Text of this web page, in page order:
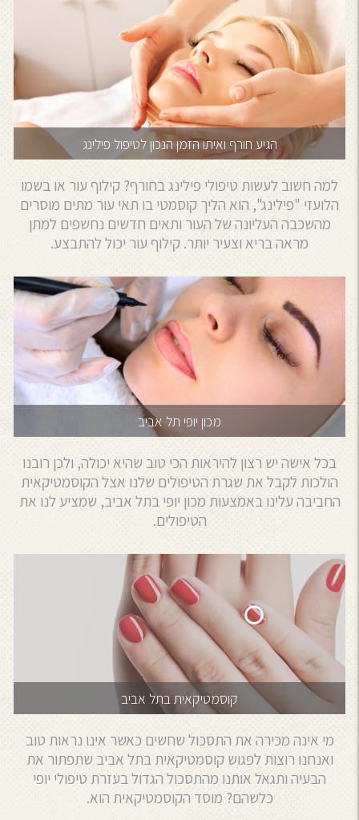
הגיע חורף ואיתו הזמן הנכון לטיפול פילינג
למה חשוב לעשות טיפולי פילינג בחורף? קילוף עור או בשמו
הלועזי "פילינג", הוא הליך קוסמטי בו תאי עור מתים מוסרים
מהשכבה העליונה של העור ותאים חדשים נחשפים למתן
מראה בריא וצעיר יותר. קילוף עור יכול להתבצע.
מכון יופי תל אביב
בכל אישה יש רצון להיראות הכי טוב שהיא יכולה, ולכן רובנו
הולכות לקבל את שגרת הטיפולים שלנו אצל הקוסמטיקאית
החביבה עלינו באמצעות מכון יופי בתל אביב, שמציע לנו את
הטיפולים.
קוסמטיקאית בתל אביב
מי אינה מכירה את התסכול שחשים כאשר אינו נראות טוב
ואנחנו רוצות לפגוש קוסמטיקאית בתל אביב שתפתור את
הבעיה ותגאל אותנו מהתסכול הגדול בעזרת טיפולי יופי
כלשהם? מוסד הקוסמטיקאית הוא.